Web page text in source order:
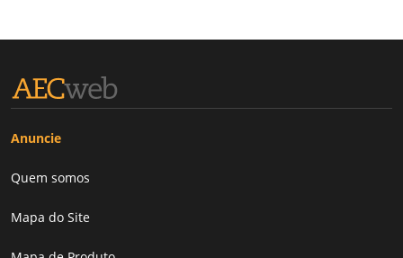
Anuncie
Quem somos
Mapa do Site